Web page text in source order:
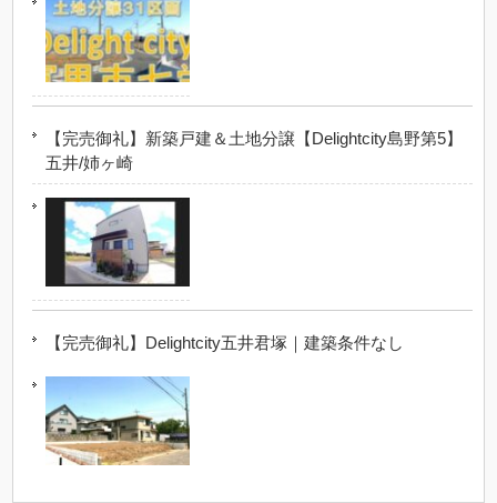
【完売御礼】新築戸建＆土地分譲【Delightcity島野第5】
五井/姉ヶ崎
【完売御礼】Delightcity五井君塚｜建築条件なし